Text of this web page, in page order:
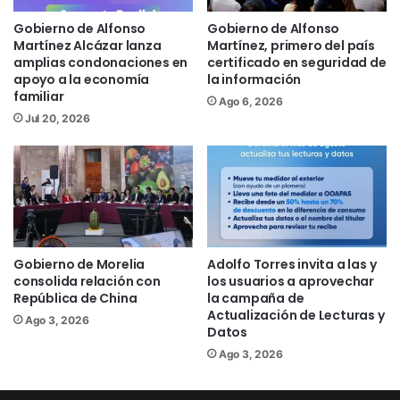
tantas personas. En estos 17 meses,
desde el lanzamiento de esta iniciativa,
hemos constatado que la bicicleta es
una herramienta de movilidad accesible
para todas y todos. La Biciescuela no
confianza, autonomía y una nueva forma
de relacionarse con la ciudad”, destacó
la titular de Sedum, Joanna Moreno
Manzo.
Asimismo, detalló que la Biciescuela
cuenta con el acompañamiento de
personal y voluntariado capacitado,
quienes enseñan desde el equilibrio y
Gobierno de Alfonso
Martínez Alcázar lanza
amplias condonaciones en
apoyo a la economía
familiar
Jul 20, 2026
Gobierno de Alfonso
Martínez, primero del país
certificado en seguridad de
la información
Ago 6, 2026
Gobierno de Morelia
consolida relación con
República de China
Ago 3, 2026
Adolfo Torres invita a las y
los usuarios a aprovechar
la campaña de
Actualización de Lecturas y
Datos
Ago 3, 2026